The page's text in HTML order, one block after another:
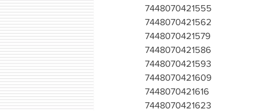
7448070421555
7448070421562
7448070421579
7448070421586
7448070421593
7448070421609
7448070421616
7448070421623